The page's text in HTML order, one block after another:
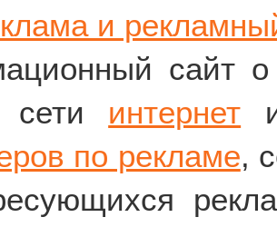
и
сайт
сети интернет
по рекламе,